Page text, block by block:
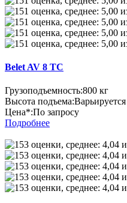
Belet AV 8 TC
Грузоподъемность:800 кг
Высота подъема:Варьируется
Цена*:По запросу
Подробнее